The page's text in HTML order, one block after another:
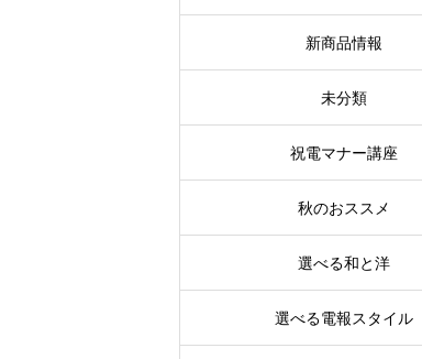
新商品情報
未分類
祝電マナー講座
秋のおススメ
選べる和と洋
選べる電報スタイル